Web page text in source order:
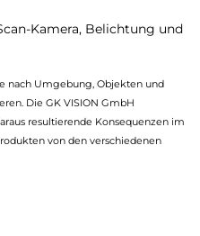
nach Umgebung, Objekten und
Die GK VISION GmbH
resultierende Konsequenzen im
von den verschiedenen